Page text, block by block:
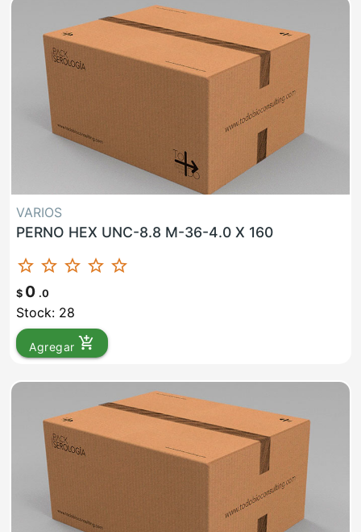
VARIOS
PERNO HEX UNC-8.8 M-36-4.0 X 160
star_border star_border star_border star_border star_border
$ 0 .0
Stock: 28
Agregar add_shopping_cart